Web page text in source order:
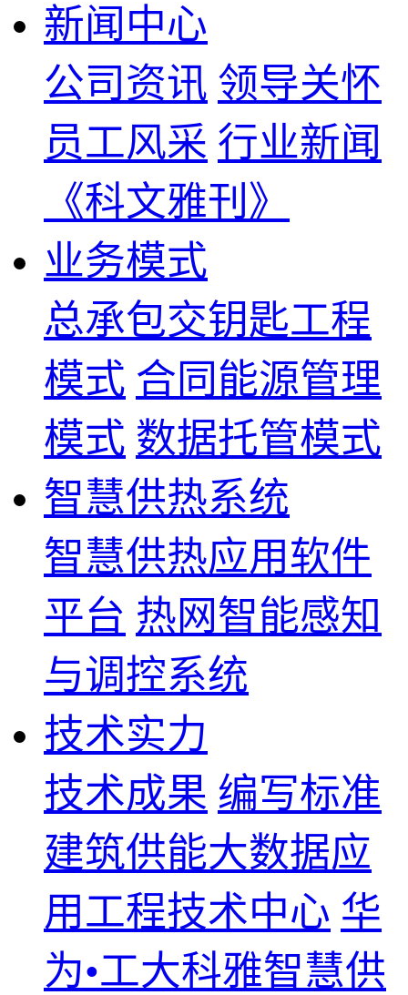
新闻中心
公司资讯 领导关怀
员工风采 行业新闻
《科文雅刊》
业务模式
总承包交钥匙工程
模式 合同能源管理
模式 数据托管模式
智慧供热系统
智慧供热应用软件
平台 热网智能感知
与调控系统
技术实力
技术成果 编写标准
建筑供能大数据应
用工程技术中心 华
为•工大科雅智慧供